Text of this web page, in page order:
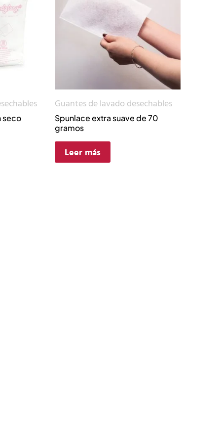
seco
Guantes de lavado desechables
Spunlace extra suave de 70
gramos
Leer más